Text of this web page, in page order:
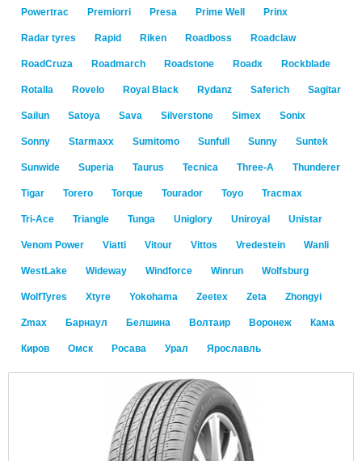
Powertrac Premiorri Presa Prime Well Prinx
Radar tyres Rapid Riken Roadboss Roadclaw
RoadCruza Roadmarch Roadstone Roadx Rockblade
Rotalla Rovelo Royal Black Rydanz Saferich Sagitar
Sailun Satoya Sava Silverstone Simex Sonix
Sonny Starmaxx Sumitomo Sunfull Sunny Suntek
Sunwide Superia Taurus Tecnica Three-A Thunderer
Tigar Torero Torque Tourador Toyo Tracmax
Tri-Ace Triangle Tunga Uniglory Uniroyal Unistar
Venom Power Viatti Vitour Vittos Vredestein Wanli
WestLake Wideway Windforce Winrun Wolfsburg
WolfTyres Xtyre Yokohama Zeetex Zeta Zhongyi
Zmax Барнаул Белшина Волтаир Воронеж Кама
Киров Омск Росава Урал Ярославль